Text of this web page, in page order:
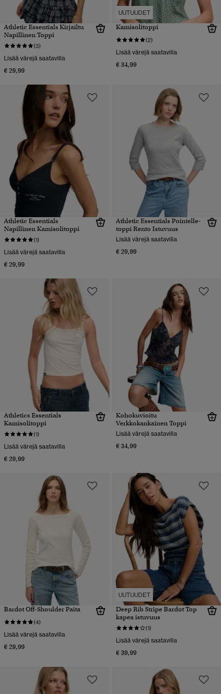
Athletic Essentials Kirjailtu
Napillinen Toppi
(3)
Lisää värejä saatavilla
€ 29,99
UUTUUDET
Kamisolitoppi
(2)
Lisää värejä saatavilla
€ 34,99
Athletic Essentials
Napillinen Kamisolitoppi
(1)
Lisää värejä saatavilla
€ 29,99
Athletic Essentials Pointelle-
toppi Rento Istuvuus
Lisää värejä saatavilla
€ 29,99
Athletics Essentials
Kamisolitoppi
(1)
Lisää värejä saatavilla
€ 29,99
Kohokuvioitu
Verkkokankainen Toppi
Lisää värejä saatavilla
€ 34,99
Bardot Off-Shoulder Paita
(4)
Lisää värejä saatavilla
€ 29,99
UUTUUDET
Deep Rib Stripe Bardot Top
kapea istuvuus
(1)
Lisää värejä saatavilla
€ 39,99